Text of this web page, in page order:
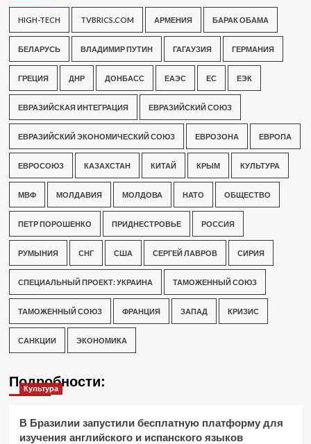
HIGH-TECH TVBRICS.COM АРМЕНИЯ БАРАК ОБАМА
БЕЛАРУСЬ ВЛАДИМИР ПУТИН ГАГАУЗИЯ ГЕРМАНИЯ
ГРЕЦИЯ ДНР ДОНБАСС ЕАЭС ЕС ЕЭК
ЕВРАЗИЙСКАЯ ИНТЕГРАЦИЯ ЕВРАЗИЙСКИЙ СОЮЗ
ЕВРАЗИЙСКИЙ ЭКОНОМИЧЕСКИЙ СОЮЗ ЕВРОЗОНА ЕВРОПА
ЕВРОСОЮЗ КАЗАХСТАН КИТАЙ КРЫМ КУЛЬТУРА
МВФ МОЛДАВИЯ МОЛДОВА НАТО ОБЩЕСТВО
ПЕТР ПОРОШЕНКО ПРИДНЕСТРОВЬЕ РОССИЯ
РУМЫНИЯ СНГ США СЕРГЕЙ ЛАВРОВ СИРИЯ
СПЕЦИАЛЬНЫЙ ПРОЕКТ: УКРАИНА ТАМОЖЕННЫЙ СОЮЗ
ТАМОЖЕННЫЙ СОЮЗ ФРАНЦИЯ ЗАПАД КРИЗИС
САНКЦИИ ЭКОНОМИКА
Подробности:
Культура
В Бразилии запустили бесплатную платформу для
изучения английского и испанского языков